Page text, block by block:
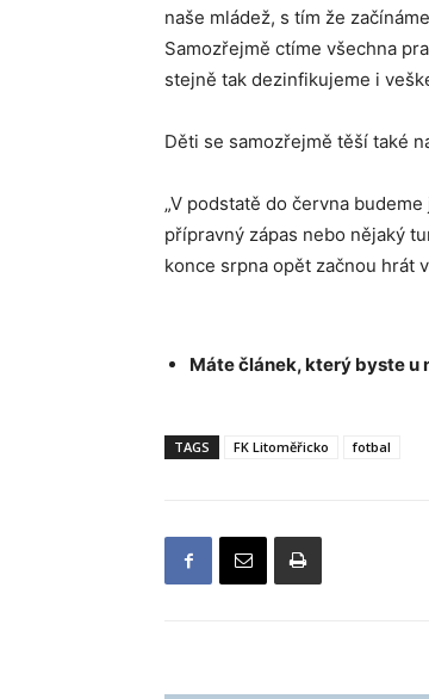
naše mládež, s tím že
Samozřejmě ctíme všechna
stejně tak dezinfikujeme i
Děti se samozřejmě těší také
„V podstatě do června
přípravný zápas nebo nějaký
konce srpna opět začnou hrát
Máte článek, který byste u
TAGS FK Litoměřicko fotbal